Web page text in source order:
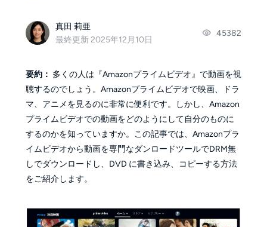
真田 莉亜
最終更新 2025年12月10日
45382
要約： 多くの人は『Amazonプライムビデオ』で動画を視
聴するのでしょう。Amazonプライムビデオで映画、ドラ
マ、アニメを見るのに非常に便利です。しかし、Amazon
プライムビデオでの動画をどのようにして自分のものに
するのかを知っていますか。この記事では、Amazonプラ
イムビデオから動画を専門なダンロードツールでDRM無
しでダウンロードし、DVD に書き込み、コピーする方法
をご紹介します。